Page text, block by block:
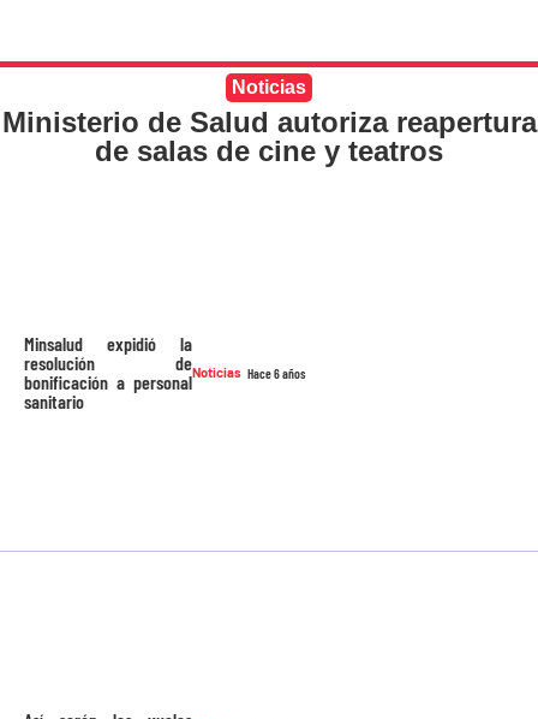
Noticias
Ministerio de Salud autoriza reapertura
de salas de cine y teatros
Noticias Hace 6 años
Minsalud expidió la
resolución de
bonificación a personal
sanitario